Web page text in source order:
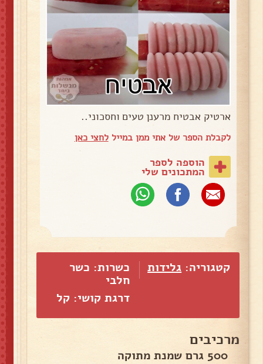
ארטיק אבטיח מרענן טעים וחסכוני..
לקבלת הספר של אתי ממן במייללחצי כאן
הוספה לספר
המתכונים שלי
קטגוריה: גלידות
כשרות: כשר
חלבי
דרגת קושי: קל
מרכיבים
500 גרם שמנת מתוקה